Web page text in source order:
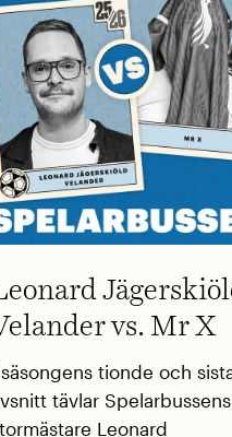
vs. Mr X
tionde och
tävlar Spelarbussens
Leonard